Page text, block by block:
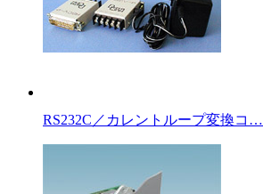
RS232C／カレントループ変換コ…